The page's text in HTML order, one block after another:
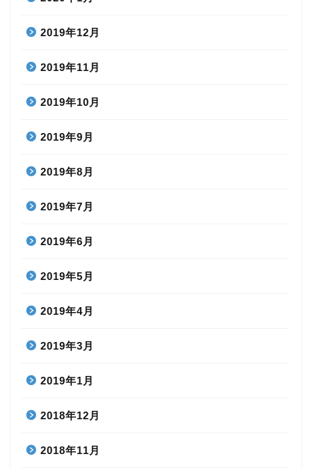
2019年12月
2019年11月
2019年10月
2019年9月
2019年8月
2019年7月
2019年6月
2019年5月
2019年4月
2019年3月
2019年1月
2018年12月
2018年11月